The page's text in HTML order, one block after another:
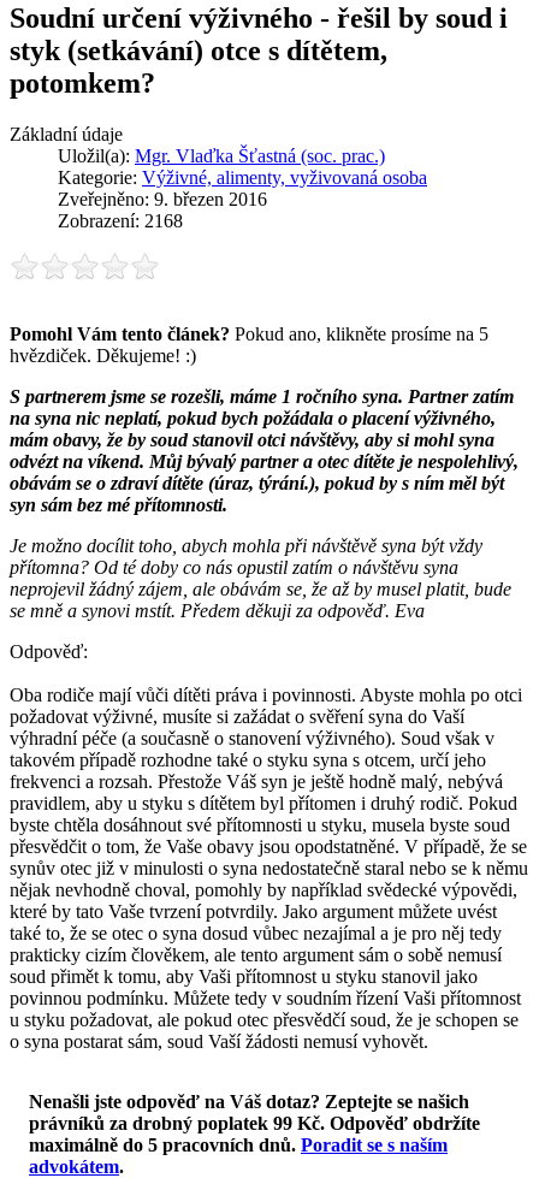
Soudní určení výživného - řešil by soud i
styk (setkávání) otce s dítětem,
potomkem?
Základní údaje
Uložil(a): Mgr. Vlaďka Šťastná (soc. prac.)
Kategorie: Výživné, alimenty, vyživovaná osoba
Zveřejněno: 9. březen 2016
Zobrazení: 2168
Pomohl Vám tento článek? Pokud ano, klikněte prosíme na 5
hvězdiček. Děkujeme! :)
S partnerem jsme se rozešli, máme 1 ročního syna. Partner zatím
na syna nic neplatí, pokud bych požádala o placení výživného,
mám obavy, že by soud stanovil otci návštěvy, aby si mohl syna
odvézt na víkend. Můj bývalý partner a otec dítěte je nespolehlivý,
obávám se o zdraví dítěte (úraz, týrání.), pokud by s ním měl být
syn sám bez mé přítomnosti.
Je možno docílit toho, abych mohla při návštěvě syna být vždy
přítomna? Od té doby co nás opustil zatím o návštěvu syna
neprojevil žádný zájem, ale obávám se, že až by musel platit, bude
se mně a synovi mstít. Předem děkuji za odpověď. Eva
Odpověď:
Oba rodiče mají vůči dítěti práva i povinnosti. Abyste mohla po otci
požadovat výživné, musíte si zažádat o svěření syna do Vaší
výhradní péče (a současně o stanovení výživného). Soud však v
takovém případě rozhodne také o styku syna s otcem, určí jeho
frekvenci a rozsah. Přestože Váš syn je ještě hodně malý, nebývá
pravidlem, aby u styku s dítětem byl přítomen i druhý rodič. Pokud
byste chtěla dosáhnout své přítomnosti u styku, musela byste soud
přesvědčit o tom, že Vaše obavy jsou opodstatněné. V případě, že se
synův otec již v minulosti o syna nedostatečně staral nebo se k němu
nějak nevhodně choval, pomohly by například svědecké výpovědi,
které by tato Vaše tvrzení potvrdily. Jako argument můžete uvést
také to, že se otec o syna dosud vůbec nezajímal a je pro něj tedy
prakticky cizím člověkem, ale tento argument sám o sobě nemusí
soud přimět k tomu, aby Vaši přítomnost u styku stanovil jako
povinnou podmínku. Můžete tedy v soudním řízení Vaši přítomnost
u styku požadovat, ale pokud otec přesvědčí soud, že je schopen se
o syna postarat sám, soud Vaší žádosti nemusí vyhovět.
Nenašli jste odpověď na Váš dotaz? Zeptejte se našich
právníků za drobný poplatek 99 Kč. Odpověď obdržíte
maximálně do 5 pracovních dnů. Poradit se s naším
advokátem.